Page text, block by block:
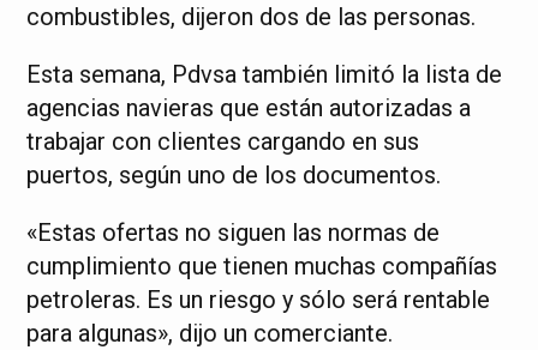
combustibles, dijeron dos de las personas.
Esta semana, Pdvsa también limitó la lista de
agencias navieras que están autorizadas a
trabajar con clientes cargando en sus
puertos, según uno de los documentos.
«Estas ofertas no siguen las normas de
cumplimiento que tienen muchas compañías
petroleras. Es un riesgo y sólo será rentable
para algunas», dijo un comerciante.